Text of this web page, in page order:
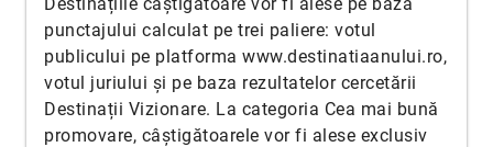
punctajului calculat pe trei paliere: votul
publicului pe platforma www.destinatiaanului.ro,
votul juriului și pe baza rezultatelor cercetării
Destinații Vizionare. La categoria Cea mai bună
promovare, câștigătoarele vor fi alese exclusiv